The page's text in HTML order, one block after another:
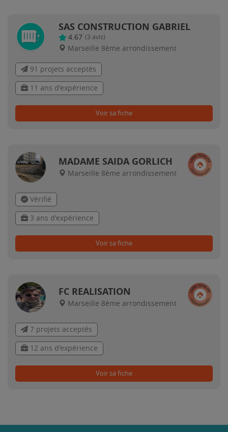
SAS CONSTRUCTION GABRIEL
4.67 (3 avis)
Marseille 8ème arrondissement
91 projets acceptés
11 ans d'expérience
Voir sa fiche
MADAME SAIDA GORLICH
Marseille 8ème arrondissement
Vérifié
3 ans d'expérience
Voir sa fiche
FC REALISATION
Marseille 8ème arrondissement
7 projets acceptés
12 ans d'expérience
Voir sa fiche